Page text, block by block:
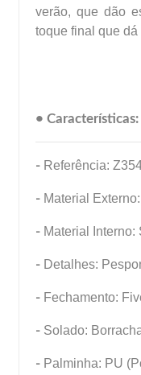
verão, que dão
toque final que
• Características:
- Referência:
- Material
- Material Interno:
- Detalhes:
- Fechamento:
- Solado:
- Palminha: PU